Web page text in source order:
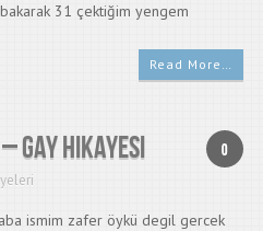
31 çektiğim yengem
Read More…
0
Gay Hikayesi
ismim zafer öykü degil gercek